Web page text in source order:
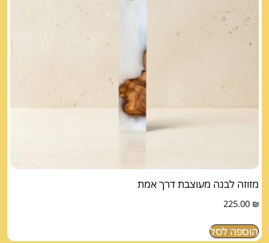
מזוזה לבנה מעוצבת דרך אמת
225.00 ₪
הוספה לסל